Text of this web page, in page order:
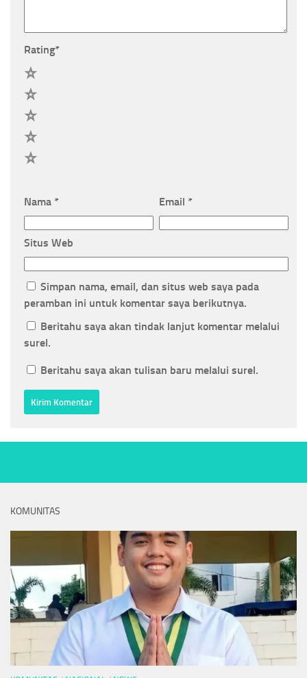
Rating*
Nama * Email *
Situs Web
Simpan nama, email, dan situs web saya pada
peramban ini untuk komentar saya berikutnya.
Beritahu saya akan tindak lanjut komentar melalui
surel.
Beritahu saya akan tulisan baru melalui surel.
KOMUNITAS